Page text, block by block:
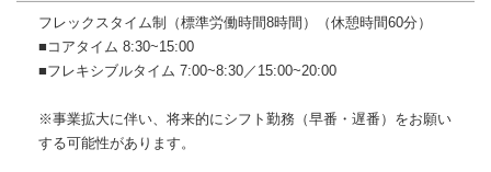
フレックスタイム制（標準労働時間8時間）（休憩時間60分）
■コアタイム 8:30~15:00
■フレキシブルタイム 7:00~8:30／15:00~20:00
※事業拡大に伴い、将来的にシフト勤務（早番・遅番）をお願い
する可能性があります。